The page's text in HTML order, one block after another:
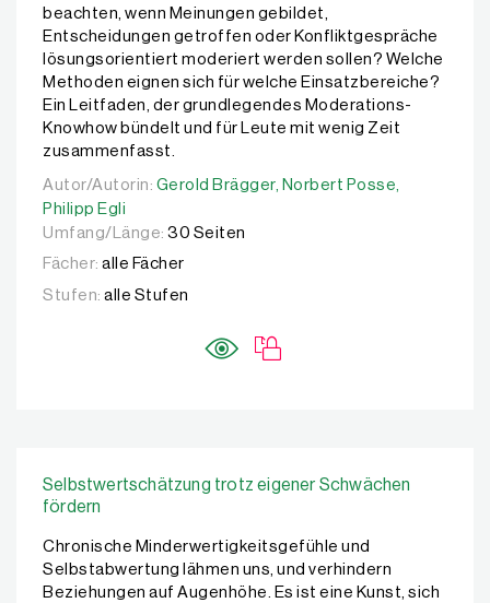
beachten, wenn Meinungen gebildet,
Entscheidungen getroffen oder Konfliktgespräche
lösungsorientiert moderiert werden sollen? Welche
Methoden eignen sich für welche Einsatzbereiche?
Ein Leitfaden, der grundlegendes Moderations-
Knowhow bündelt und für Leute mit wenig Zeit
zusammenfasst.
Autor/Autorin: Gerold Brägger, Norbert Posse,
Autor/Autorin: Gerold Brägger, Norbert Posse,
Philipp Egli
Umfang/Länge: 30 Seiten
Fächer: alle Fächer
Stufen: alle Stufen
Selbstwertschätzung trotz eigener Schwächen
fördern
Chronische Minderwertigkeitsgefühle und
Selbstabwertung lähmen uns, und verhindern
Beziehungen auf Augenhöhe. Es ist eine Kunst, sich